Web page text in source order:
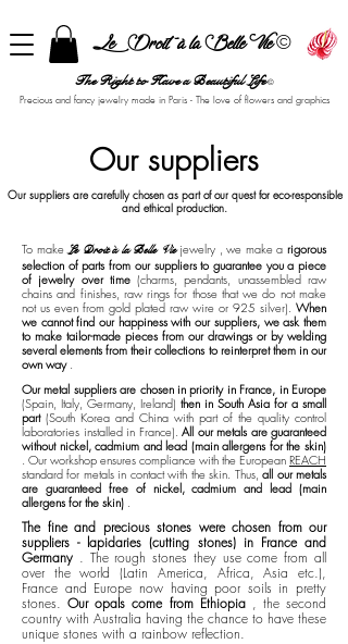
Le Droit à la Belle Vie©
The Right to Have a Beautiful Life©
Precious and fancy jewelry made in Paris - The love of flowers and graphics
Our suppliers
Our suppliers are carefully chosen as part of our quest for eco-responsible
and ethical production.
To make Le Droit à la Belle Vie jewelry , we make arigorous
selection of parts from our suppliers to guarantee you a piece
of jewelry over time(charms, pendants, unassembled raw
chains and finishes, raw rings for those that we do not make
not us even from gold plated raw wire or 925 silver). When
we cannot find our happiness with our suppliers, we ask them
to make tailor-made pieces from our drawings or by welding
several elements from their collections to reinterpret them in our
own way.
Our metal suppliers are chosen in priority in France, in Europe
(Spain, Italy, Germany, Ireland) then in South Asia for a small
part(South Korea and China with part of the quality control
laboratories installed in France). All our metals are guaranteed
without nickel, cadmium and lead (main allergens for the skin)
. Our workshop ensures compliance with the European REACH
standard for metals in contact with the skin. Thus,all our metals
are guaranteed free of nickel, cadmium and lead (main
allergens for the skin)
The fine and precious stones were chosen from our
suppliers - lapidaries (cutting stones) in France and
Germany . The rough stones they use come from all
over the world (Latin America, Africa, Asia etc.),
France and Europe now having poor soils in pretty
stones.Our opals come from Ethiopia, the second
country with Australia having the chance to have these
unique stones with a rainbow reflection.